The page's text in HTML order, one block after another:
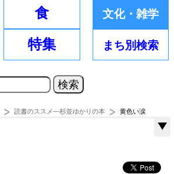
食 文化・雑学
特集 まち別検索
読書のススメ―杉並ゆかりの本 黄色い涙